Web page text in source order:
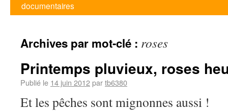
documentaires
Archives par mot-clé : roses
Printemps pluvieux, roses
Publié le 14 juin 2012partb6380
Et les pêches sont mignonnes aussi !